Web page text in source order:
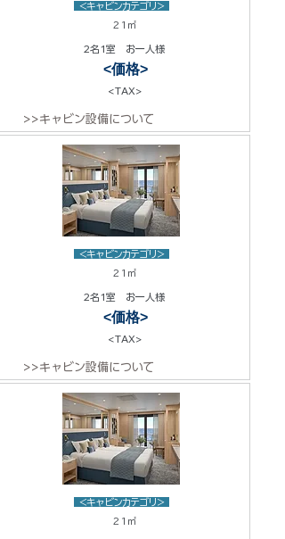
<キャビンカテゴリ>
21㎡
2名1室 お一人様
<価格>
<TAX>
>>キャビン設備について
<キャビンカテゴリ>
21㎡
2名1室 お一人様
<価格>
<TAX>
>>キャビン設備について
<キャビンカテゴリ>
21㎡